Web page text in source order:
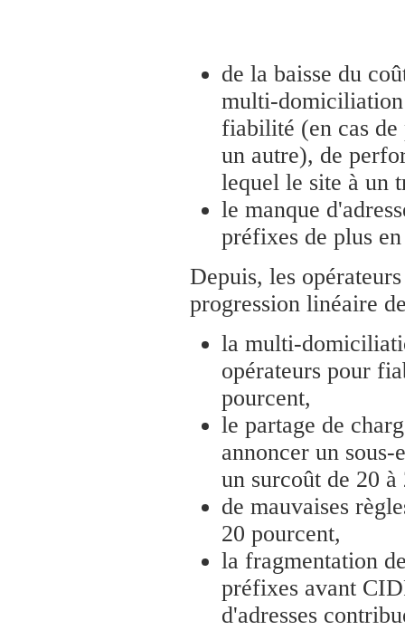
de la baisse du
multi-
fiabilité (en cas de
un autre), de
lequel le site à un
le manque
préfixes de plus
Depuis, les
progression linéaire
la multi-
opérateurs pour
pourcent,
le partage de
annoncer un
un surcoût de 20
de mauvaises
20 pourcent,
la fragmentation
préfixes avant
d'adresses